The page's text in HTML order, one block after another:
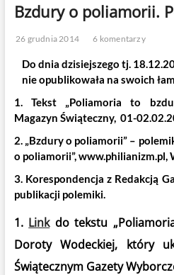
Bzdury o poliamorii.
26 grudnia 2014 6 komentarzy
Do dnia dzisiejszego tj.
nie opublikowała na swoich
1. Tekst „Poliamoria to
Magazyn Świąteczny, 01-
2. „Bzdury o poliamorii” –
o poliamorii”, www.philianizm.pl,
3. Korespondencja z Redakcją
publikacji polemiki.
1. Linkdo tekstu
Doroty Wodeckiej, który
Świątecznym Gazety